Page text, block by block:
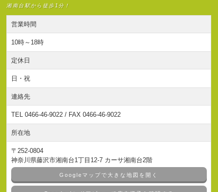
湘南台駅から徒歩1分！
営業時間
10時～18時
定休日
日・祝
連絡先
TEL 0466-46-9022 / FAX 0466-46-9022
所在地
〒252-0804
神奈川県藤沢市湘南台1丁目12-7 カーサ湘南台2階
Googleマップで大きな地図を開く